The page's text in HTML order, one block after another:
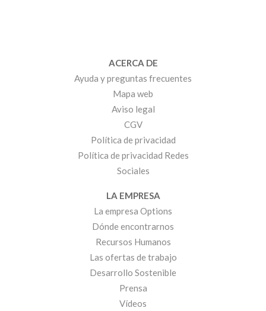
ACERCA DE
Ayuda y preguntas frecuentes
Mapa web
Aviso legal
CGV
Política de privacidad
Política de privacidad Redes
Sociales
LA EMPRESA
La empresa Options
Dónde encontrarnos
Recursos Humanos
Las ofertas de trabajo
Desarrollo Sostenible
Prensa
Vídeos